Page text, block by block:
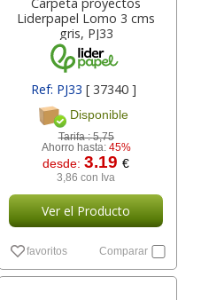
Liderpapel Lomo 3 cms
gris, PJ33
Ref: PJ33 [ 37340 ]
Disponible
Tarifa :5,75
Ahorro hasta: 45%
desde:3.19€
3,86 con Iva
Ver el Producto
favoritos Comparar